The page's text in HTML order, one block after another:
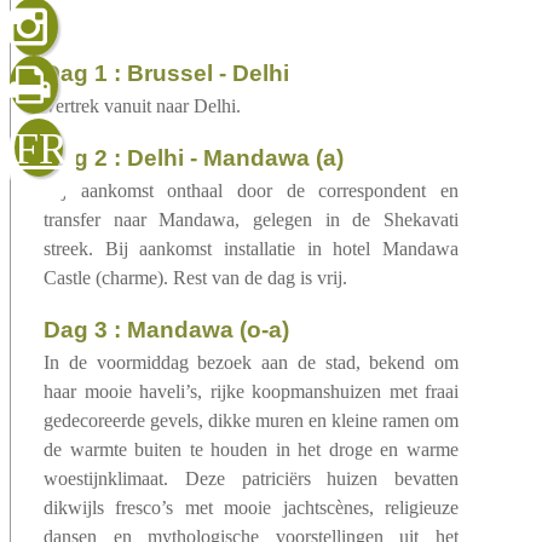
FR
sluiten
dag 1 : Brussel - Delhi
Vertrek vanuit naar Delhi.
dag 2 : Delhi - Mandawa (a)
Bij aankomst onthaal door de correspondent en
transfer naar Mandawa, gelegen in de Shekavati
streek. Bij aankomst installatie in hotel Mandawa
Castle (charme). Rest van de dag is vrij.
dag 3 : Mandawa (o-a)
In de voormiddag bezoek aan de stad, bekend om
haar mooie haveli’s, rijke koopmanshuizen met fraai
gedecoreerde gevels, dikke muren en kleine ramen om
de warmte buiten te houden in het droge en warme
woestijnklimaat. Deze patriciërs huizen bevatten
dikwijls fresco’s met mooie jachtscènes, religieuze
dansen en mythologische voorstellingen uit het